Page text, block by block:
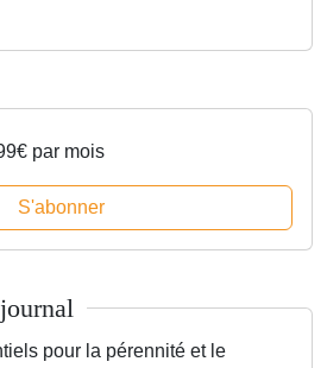
par mois
S'abonner
pour la pérennité et le